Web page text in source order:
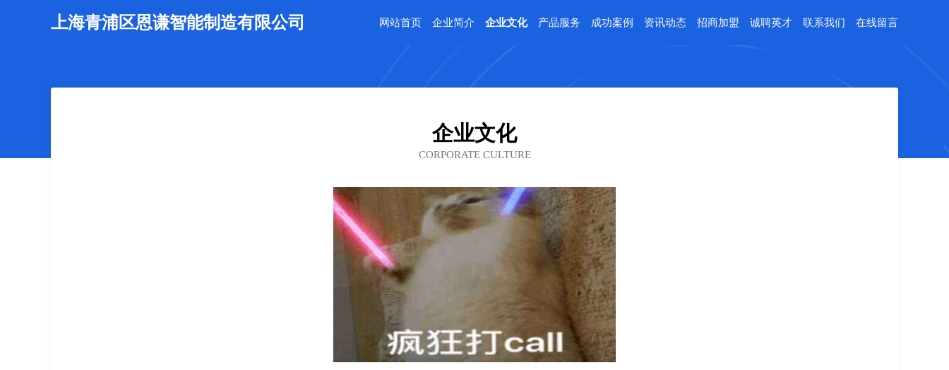
上海青浦区恩谦智能制造有限公司 网站首页 企业简介 企业文化 产品服务 成功案例 资讯动态 招商加盟 诚聘英才 联系我们 在线留言
企业文化
CORPORATE CULTURE